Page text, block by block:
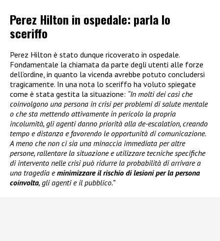
Perez Hilton in ospedale: parla lo
sceriffo
Perez Hilton è stato dunque ricoverato in ospedale.
Fondamentale la chiamata da parte degli utenti alle forze
dell’ordine, in quanto la vicenda avrebbe potuto concludersi
tragicamente. In una nota lo sceriffo ha voluto spiegate
come è stata gestita la situazione: “In molti dei casi che
coinvolgono una persona in crisi per problemi di salute mentale
o che sta mettendo attivamente in pericolo la propria
incolumità, gli agenti danno priorità alla de-escalation, creando
tempo e distanza e favorendo le opportunità di comunicazione.
A meno che non ci sia una minaccia immediata per altre
persone, rallentare la situazione e utilizzare tecniche specifiche
di intervento nelle crisi può ridurre la probabilità di arrivare a
una tragedia eminimizzare il rischio di lesioni per la persona
coinvolta, gli agenti e il pubblico.”